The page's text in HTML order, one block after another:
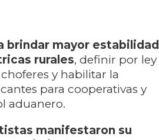
brindar mayor
rurales, definir por ley
y habilitar la
para cooperativas y
aduanero.
manifestaron su